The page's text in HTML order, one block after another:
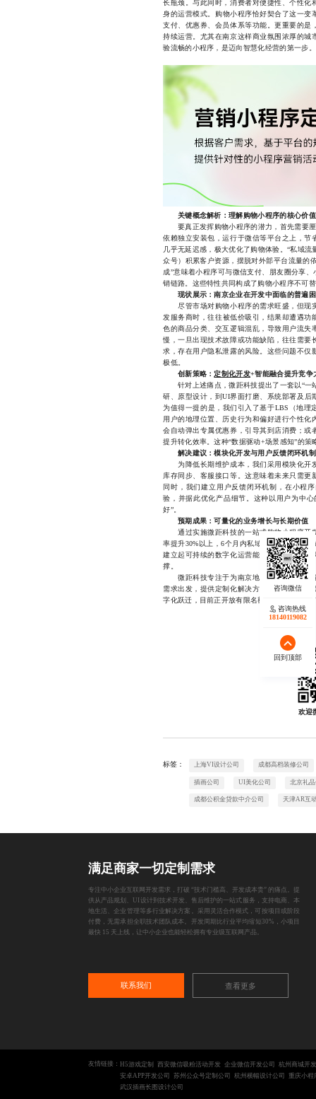
长瓶颈。与此同时，消费者对便捷性、个性
身的运营模式。购物小程序恰好契合了这一
支付、优惠券、会员体系等功能。更重要的
持续运营。尤其在南京这样商业氛围浓厚的
验流畅的小程序，是迈向智慧化经营的第一步。
关键概念解析：理解购物小程序的核心价值
要真正发挥购物小程序的潜力，首先需要厘
依赖独立安装包，运行于微信等平台之上，
几乎无延迟感，极大优化了购物体验。“私域
众号）积累客户资源，摆脱对外部平台流量的
成”意味着小程序可与微信支付、朋友圈分享
销链路。这些特性共同构成了购物小程序不可
现状展示：南京企业在开发中面临的普遍
尽管市场对购物小程序的需求旺盛，但现
发服务商时，往往被低价吸引，结果却遭遇
色的商品分类、交互逻辑混乱，导致用户流
慢，一旦出现技术故障或功能缺陷，往往需
求，存在用户隐私泄露的风险。这些问题不
极低。
创新策略：定制化开发+智能融合提升竞争
针对上述痛点，微距科技提出了一套以“一
研、原型设计，到UI界面打磨、系统部署及
为值得一提的是，我们引入了基于LBS（地理
用户的地理位置、历史行为和偏好进行个性
会自动弹出专属优惠券，引导其到店消费；
提升转化效率。这种“数据驱动+场景感知”的策
解决建议：模块化开发与用户反馈闭环机制
为降低长期维护成本，我们采用模块化开
库存同步、客服接口等。这意味着未来只需
同时，我们建立用户反馈闭环机制，在小程
验，并据此优化产品细节。这种以用户为中
好”。
预期成果：可量化的业务增长与长期价值
通过实施微距科技的一站式购物小程序开
率提升30%以上，6个月内私域用户规模增长
建立起可持续的数字化运营能力。无论是新
撑。
微距科技专注于为南京地区的零售与电商
需求出发，提供定制化解决方案，确保每一
字化跃迁，目前正开放有限名额承接新项目，
欢迎
标签： 上海VI设计公司 成都高档装修公司
插画公司 UI美化公司 北京礼
成都公积金贷款中介公司 天津AR互
咨询热线
18140119082
回到顶部
满足商家一切定制需求
专注中小企业互联网开发需求，打破 “技术门槛高、开发成本贵” 的痛点。提
供从产品规划、UI设计到技术开发、售后维护的一站式服务，支持电商、本
地生活、企业管理等多行业解决方案。采用灵活合作模式，可按项目或阶段
付费，无需承担全职技术团队成本。开发周期比行业平均缩短30%，小项目
最快 15 天上线，让中小企业也能轻松拥有专业级互联网产品。
联系我们 查看更多
友情链接： H5游戏定制 西安微信吸粉活动开发 企业微信开发公司
杭州商城开
安卓APP开发公司
苏州公众号定制公司 杭州横幅设计公司
重庆小程
武汉插画长图设计公司